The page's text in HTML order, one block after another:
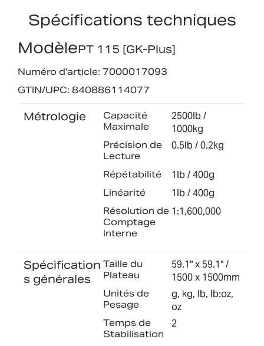
Spécifications techniques
ModèlePT 115 [GK-Plus]
Numéro d'article: 7000017093
GTIN/UPC: 840886114077
Métrologie
Capacité
Maximale
2500lb /
1000kg
Précision de
Lecture
0.5lb / 0.2kg
Répétabilité 1lb / 400g
Linéarité 1lb / 400g
Résolution de
Comptage
Interne
1:1,600,000
Spécification
s générales
Taille du
Plateau
59.1" x 59.1" /
1500 x 1500mm
Unités de
Pesage
g, kg, lb, lb:oz,
oz
Temps de
Stabilisation
2